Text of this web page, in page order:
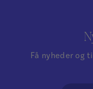
Få nyheder og